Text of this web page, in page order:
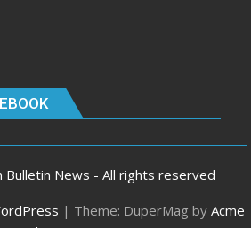
News - All rights reserved
| Theme: DuperMag by Acme